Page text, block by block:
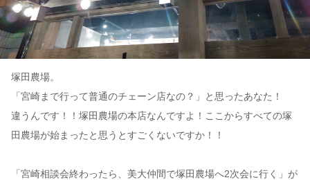
塚田農場。
「宮崎まで行って普通のチェーン店なの？」と思ったあなた！
違うんです！！塚田農場の本店なんですよ！ここからすべての塚
田農場が始まったと思うとすごくないですか！！
「宮崎相談会終わったら、美大仲間で塚田農場へ2次会に行く」が